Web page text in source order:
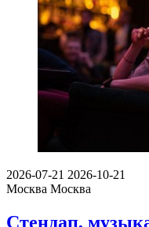
2026-07-21 2026-10-21
Москва Москва
Стендап,